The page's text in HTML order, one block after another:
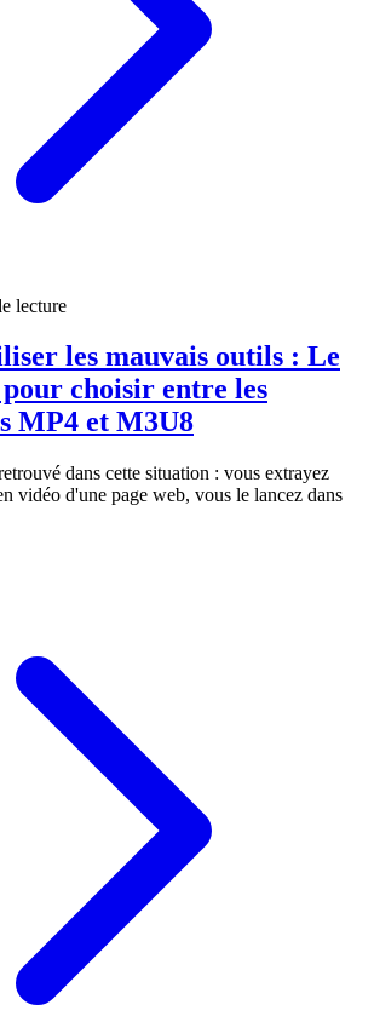
lecture
les mauvais outils : Le
choisir entre les
MP4 et M3U8
dans cette situation : vous extrayez
vidéo d'une page web, vous le lancez dans